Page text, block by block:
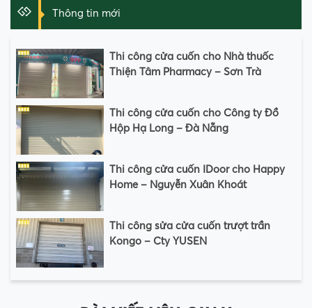
Thông tin mới
Thi công cửa cuốn cho Nhà thuốc
Thiện Tâm Pharmacy – Sơn Trà
Thi công cửa cuốn cho Công ty Đồ
Hộp Hạ Long – Đà Nẵng
Thi công cửa cuốn IDoor cho Happy
Home – Nguyễn Xuân Khoát
Thi công sửa cửa cuốn trượt trần
Kongo – Cty YUSEN